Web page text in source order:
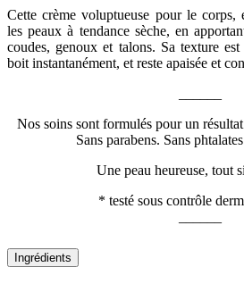
Cette crème voluptueuse pour le corps,
les peaux à tendance sèche, en
coudes, genoux et talons. Sa texture
boit instantanément, et reste apaisée et
Nos soins sont formulés pour un
Sans parabens. Sans
Une peau heureuse, tout
* testé sous contrôle
Ingrédients